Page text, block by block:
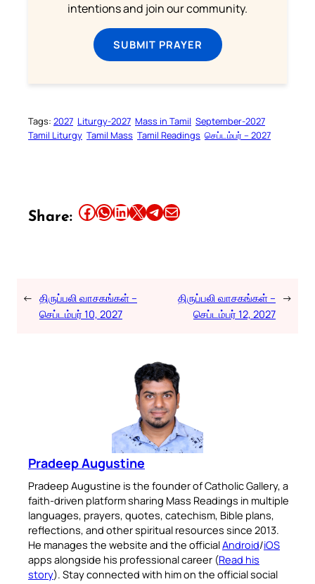
intentions and join our community.
SUBMIT PRAYER
Tags: 2027 Liturgy-2027 Mass in Tamil September-2027
Tamil Liturgy Tamil Mass Tamil Readings செப்டம்பர் – 2027
Share: Share this article on Facebook Share this article on WhatsApp Share this article on LinkedIn Share this article on X Share this article on TelegramEmail this Article
← திருப்பலி வாசகங்கள் –
செப்டம்பர் 10, 2027
திருப்பலி வாசகங்கள் –
செப்டம்பர் 12, 2027
→
Pradeep Augustine
Pradeep Augustine is the founder of Catholic Gallery, a
faith-driven platform sharing Mass Readings in multiple
languages, prayers, quotes, catechism, Bible plans,
reflections, and other spiritual resources since 2013.
He manages the website and the officialAndroid/iOS
apps alongside his professional career (Read his
story). Stay connected with him on the official social